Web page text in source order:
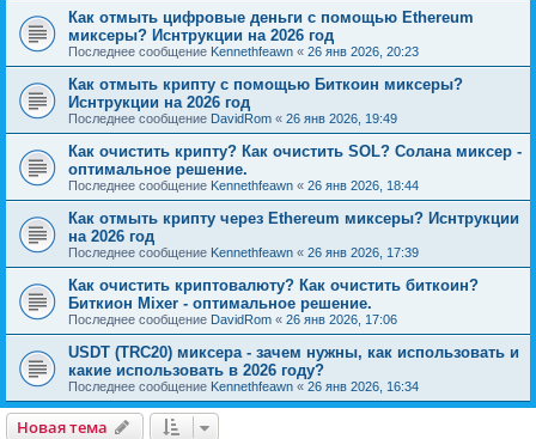
Как отмыть цифровые деньги с помощью Ethereum
миксеры? Иснтрукции на 2026 год
Последнее сообщение Kennethfeawn « 26 янв 2026, 20:23
Как отмыть крипту с помощью Биткоин миксеры?
Иснтрукции на 2026 год
Последнее сообщение DavidRom « 26 янв 2026, 19:49
Как очистить крипту? Как очистить SOL? Солана миксер -
оптимальное решение.
Последнее сообщение Kennethfeawn « 26 янв 2026, 18:44
Как отмыть крипту через Ethereum миксеры? Иснтрукции
на 2026 год
Последнее сообщение Kennethfeawn « 26 янв 2026, 17:39
Как очистить криптовалюту? Как очистить биткоин?
Биткион Mixer - оптимальное решение.
Последнее сообщение DavidRom « 26 янв 2026, 17:06
USDT (TRC20) миксера - зачем нужны, как использовать и
какие использовать в 2026 году?
Последнее сообщение Kennethfeawn « 26 янв 2026, 16:34
Новая тема